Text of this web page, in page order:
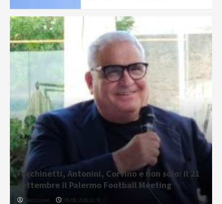
Facchinetti, Antonini, Corvino e non solo: il 21
settembre il Palermo Football Meeting
Redazione 06/08/2026 11:31